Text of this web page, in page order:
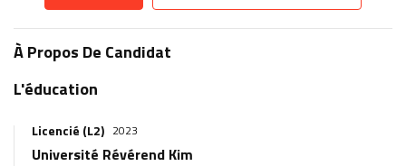
À Propos De Candidat
L'éducation
Licencié (L2) 2023
Université Révérend Kim